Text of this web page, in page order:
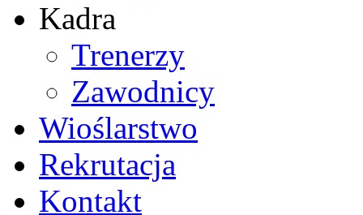
Kadra
Trenerzy
Zawodnicy
Wioślarstwo
Rekrutacja
Kontakt